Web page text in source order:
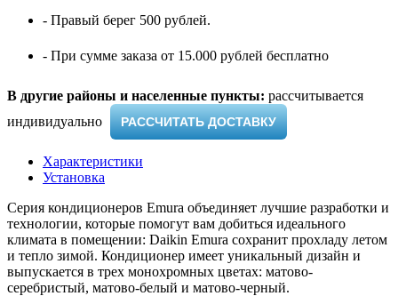
- Правый берег 500 рублей.
- При сумме заказа от 15.000 рублей бесплатно
В другие районы и населенные пункты: рассчитывается
индивидуально ​
РАССЧИТАТЬ ДОСТАВКУ
Характеристики
Установка
Серия кондиционеров Emura объединяет лучшие разработки и
технологии, которые помогут вам добиться идеального
климата в помещении: Daikin Emura сохранит прохладу летом
и тепло зимой. Кондиционер имеет уникальный дизайн и
выпускается в трех монохромных цветах: матово-
серебристый, матово-белый и матово-черный.